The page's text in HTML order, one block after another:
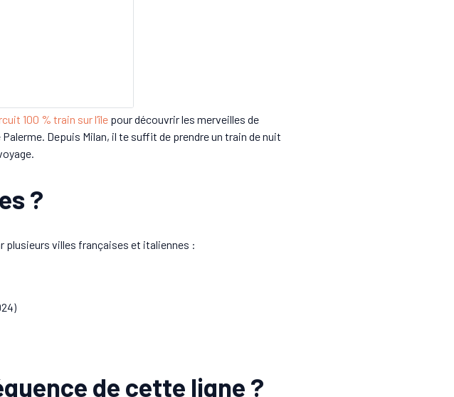
100 % train sur l’île pour découvrir les merveilles de
Palerme. Depuis Milan, il te suffit de prendre un train de nuit
?
plusieurs villes françaises et italiennes :
de cette ligne ?